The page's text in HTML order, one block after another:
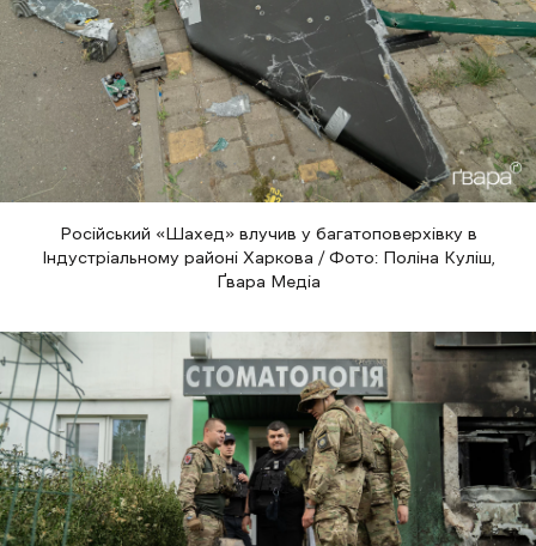
Російський «Шахед» влучив у багатоповерхівку в
Індустріальному районі Харкова / Фото: Поліна Куліш,
Ґвара Медіа